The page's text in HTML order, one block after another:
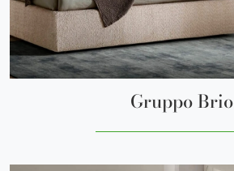
Gruppo Brio